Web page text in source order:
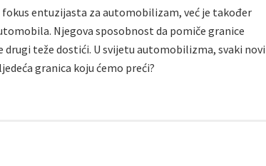
entuzijasta za automobilizam, već je također
Njegova sposobnost da pomiče granice
teže dostići. U svijetu automobilizma, svaki novi
granica koju ćemo preći?